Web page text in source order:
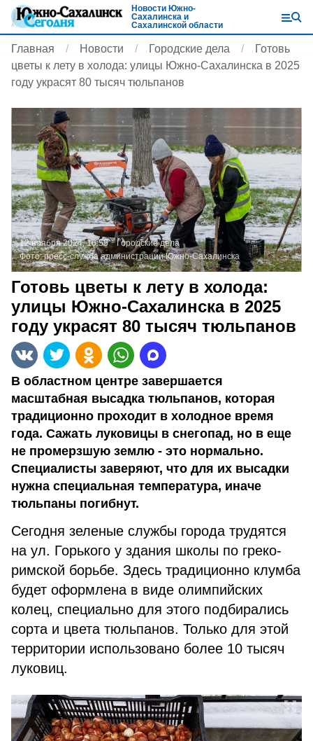
Новости Южно-
Сахалинска и
Сахалинской области
Главная Новости Городские дела
Готовь
цветы к лету в холода: улицы Южно-Сахалинска в 2025
году украсят 80 тысяч тюльпанов
12 ноября 2024, 16:55
Городские дела
Фото:пресс-служба администрации Южно-Сахалинска
Готовь цветы к лету в холода:
улицы Южно-Сахалинска в 2025
году украсят 80 тысяч тюльпанов
В областном центре завершается
масштабная высадка тюльпанов, которая
традиционно проходит в холодное время
года. Сажать луковицы в снегопад, но в еще
не промерзшую землю - это нормально.
Специалисты заверяют, что для их высадки
нужна специальная температура, иначе
тюльпаны погибнут.
Сегодня зеленые службы города трудятся
на ул. Горького у здания школы по греко-
римской борьбе. Здесь традиционно клумба
будет оформлена в виде олимпийских
колец, специально для этого подбирались
сорта и цвета тюльпанов. Только для этой
территории использовано более 10 тысяч
луковиц.